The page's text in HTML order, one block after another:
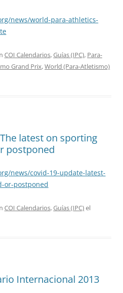
news/world-para-athletics-
COI Calendarios,Guías (IPC), Para-
Grand Prix,World (Para-Atletismo)
latest on sporting
postponed
news/covid-19-update-latest-
or-postponed
COI Calendarios,Guías (IPC)el
Internacional 2013